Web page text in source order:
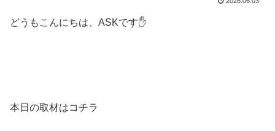
どうもこんにちは、ASKです✋️
本日の取材はコチラ